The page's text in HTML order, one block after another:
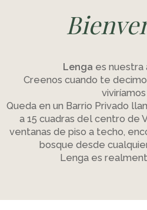
Lenga es nuestra
Creenos cuando te
viviríamos
Queda en un Barrio Privado
a 15 cuadras del centro de
ventanas de piso a techo,
bosque desde
Lenga es